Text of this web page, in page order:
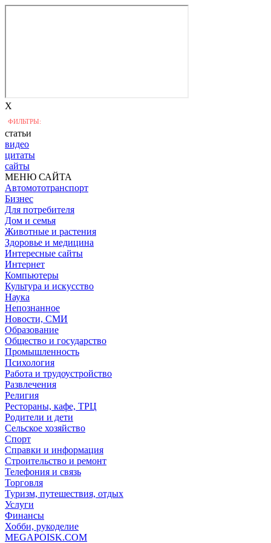
X
ФИЛЬТРЫ:
статьи
видео
цитаты
сайты
МЕНЮ САЙТА
Автомототранспорт
Бизнес
Для потребителя
Дом и семья
Животные и растения
Здоровье и медицина
Интересные сайты
Интернет
Компьютеры
Культура и искусство
Наука
Непознанное
Новости, СМИ
Образование
Общество и государство
Промышленность
Психология
Работа и трудоустройство
Развлечения
Религия
Рестораны, кафе, ТРЦ
Родители и дети
Сельское хозяйство
Спорт
Справки и информация
Строительство и ремонт
Телефония и связь
Торговля
Туризм, путешествия, отдых
Услуги
Финансы
Хобби, рукоделие
MEGAPOISK.COM